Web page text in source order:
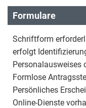
Formulare
Schriftform
erfolgt
Personalausweises
Formlose
Persönliches
Online-Dienste